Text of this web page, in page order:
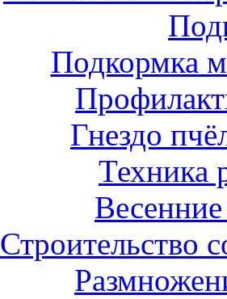
Подкормка
Гнездо
Техника
Строительство